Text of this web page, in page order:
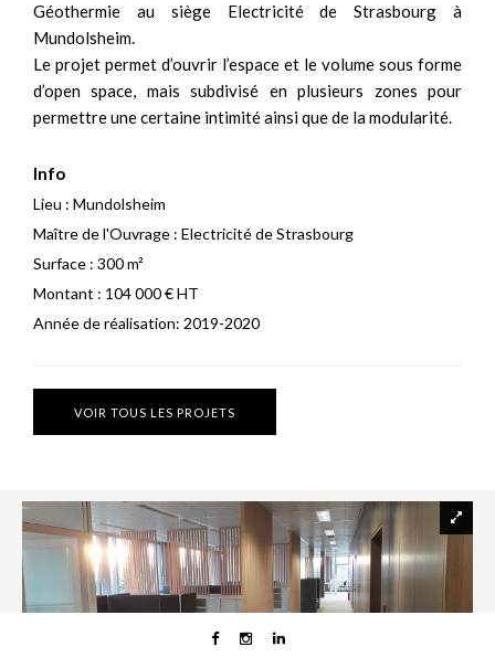
Géothermie au siège Electricité de Strasbourg à
Mundolsheim.
Le projet permet d’ouvrir l’espace et le volume sous forme
d’open space, mais subdivisé en plusieurs zones pour
permettre une certaine intimité ainsi que de la modularité.
Info
Lieu : Mundolsheim
Maître de l'Ouvrage : Electricité de Strasbourg
Surface : 300 m²
Montant : 104 000 € HT
Année de réalisation: 2019-2020
VOIR TOUS LES PROJETS